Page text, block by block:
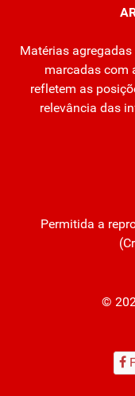
Matérias
marcadas com
refletem as
relevância das
Permitida a
(
©